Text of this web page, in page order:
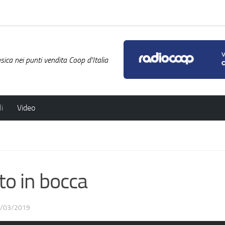
nei punti vendita Coop d'Italia
Video
in bocca
03/2019